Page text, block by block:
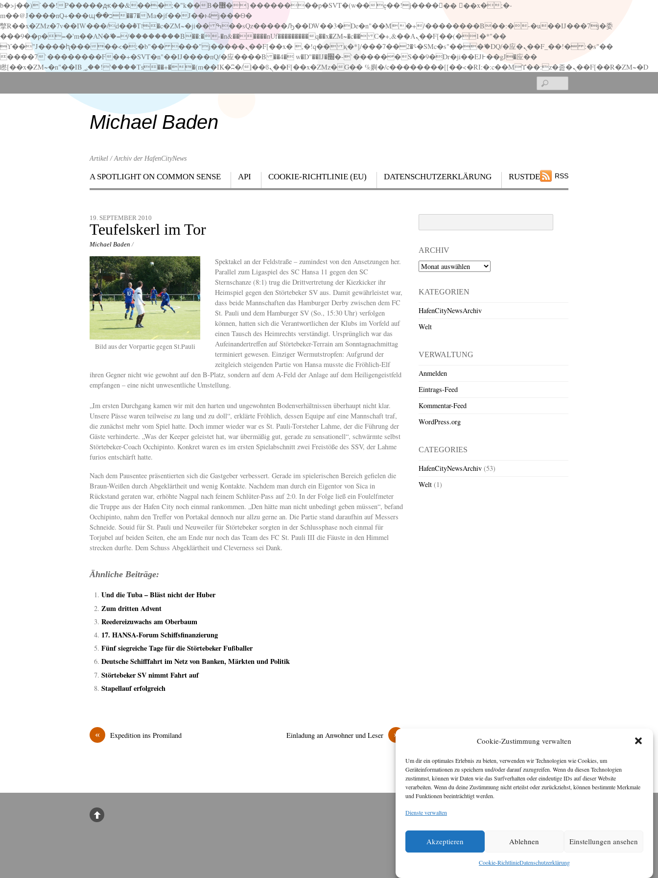
Cookie-Zustimmung verwalten
Um dir ein optimales Erlebnis zu bieten, verwenden wir Technologien wie Cookies, um
Geräteinformationen zu speichern und/oder darauf zuzugreifen. Wenn du diesen Technologien
zustimmst, können wir Daten wie das Surfverhalten oder eindeutige IDs auf dieser Website
verarbeiten. Wenn du deine Zustimmung nicht erteilst oder zurückziehst, können bestimmte Merkmale
und Funktionen beeinträchtigt werden.
Dienste verwalten
Akzeptieren Ablehnen Einstellungen ansehen
Cookie-RichtlinieDatenschutzerklärung
b�>j��)΄��!P�����ԫ��&���;�"k��B�޶�}��������p�SVT�(w��ę��!j������ ��x�;�-
m��@J����nQ+���պ��כ��7�Ma�jf��J��ͱ4j���Ѳ�
撆R��x�ZMz�7v��IW���/d��ٞ�Тז�c�ZM~�ji�� ߒ��sQz�����Ԡ��DW��3�De�n"��M�+/��������B��:�-�u��IJ���7j�委
���9��p�=�'m��AN�ޭ�=/��������B��:�-�n&������nUf���������q��x�ZM~�c�� Ϲ�+,&��Ὰܢ��F[��(�1�*"��
ϒ��"J����ԧ�����<�;�b"�� ���"j�����ܢ��F[��x� ,�!q�� қ�*]/���؝�2��7�SMc�s"���ޭ�DQ/�应�ܢ��F_��!� :�s"��
����7`��������F��+�SVT�n"��IJ����nQ/�应����B ��4� w�D"��IJ�׭�-`������S��9�Dr�ji��EJ߅��gJ�应��
矁[��x�ZM~�n"��IB؃��!'����Тѕ��+��(m��IK�ʭ�/|��ϐܢ��F[��x�ZMz�G�� %嬩�/c��������[[��<�RI:�:c��MΎ��:z�졾�ܢ��F[��R�ZM~�D
down
Michael Baden
Artikel / Archiv der HafenCityNews
RSS
Menu
A SPOTLIGHT ON COMMON SENSE API COOKIE-RICHTLINIE (EU) DATENSCHUTZERKLÄRUNG RUSTDESK
Scroll
content
19. SEPTEMBER 2010
Teufelskerl im Tor
Michael Baden /
Bild aus der Vorpartie gegen St.Pauli
Spektakel an der Feldstraße – zumindest von den Ansetzungen her.
Parallel zum Ligaspiel des SC Hansa 11 gegen den SC
Sternschanze (8:1) trug die Drittvertretung der Kiezkicker ihr
Heimspiel gegen den Störtebeker SV aus. Damit gewährleistet war,
dass beide Mannschaften das Hamburger Derby zwischen dem FC
St. Pauli und dem Hamburger SV (So., 15:30 Uhr) verfolgen
können, hatten sich die Verantwortlichen der Klubs im Vorfeld auf
einen Tausch des Heimrechts verständigt. Ursprünglich war das
Aufeinandertreffen auf Störtebeker-Terrain am Sonntagnachmittag
terminiert gewesen. Einziger Wermutstropfen: Aufgrund der
zeitgleich steigenden Partie von Hansa musste die Fröhlich-Elf
ihren Gegner nicht wie gewohnt auf den B-Platz, sondern auf dem A-Feld der Anlage auf dem Heiligengeistfeld
empfangen – eine nicht unwesentliche Umstellung.
„Im ersten Durchgang kamen wir mit den harten und ungewohnten Bodenverhältnissen überhaupt nicht klar.
Unsere Pässe waren teilweise zu lang und zu doll“, erklärte Fröhlich, dessen Equipe auf eine Mannschaft traf,
die zunächst mehr vom Spiel hatte. Doch immer wieder war es St. Pauli-Torsteher Lahme, der die Führung der
Gäste verhinderte. „Was der Keeper geleistet hat, war übermäßig gut, gerade zu sensationell“, schwärmte selbst
Störtebeker-Coach Occhipinto. Konkret waren es im ersten Spielabschnitt zwei Freistöße des SSV, der Lahme
furios entschärft hatte.
Nach dem Pausentee präsentierten sich die Gastgeber verbessert. Gerade im spielerischen Bereich gefielen die
Braun-Weißen durch Abgeklärtheit und wenig Kontakte. Nachdem man durch ein Eigentor von Sica in
Rückstand geraten war, erhöhte Nagpal nach feinem Schlüter-Pass auf 2:0. In der Folge ließ ein Foulelfmeter
die Truppe aus der Hafen City noch einmal rankommen. „Den hätte man nicht unbedingt geben müssen“, befand
Occhipinto, nahm den Treffer von Portakal dennoch nur allzu gerne an. Die Partie stand daraufhin auf Messers
Schneide. Souid für St. Pauli und Neuweiler für Störtebeker sorgten in der Schlussphase noch einmal für
Torjubel auf beiden Seiten, ehe am Ende nur noch das Team des FC St. Pauli III die Fäuste in den Himmel
strecken durfte. Dem Schuss Abgeklärtheit und Cleverness sei Dank.
Ähnliche Beiträge:
Und die Tuba – Bläst nicht der Huber
Zum dritten Advent
Reedereizuwachs am Oberbaum
17. HANSA-Forum Schiffsfinanzierung
Fünf siegreiche Tage für die Störtebeker Fußballer
Deutsche Schifffahrt im Netz von Banken, Märkten und Politik
Störtebeker SV nimmt Fahrt auf
Stapellauf erfolgreich
« Expedition ins Promiland »
Einladung an Anwohner und Leser
ARCHIV
Archiv
KATEGORIEN
HafenCityNewsArchiv
Welt
VERWALTUNG
Anmelden
Eintrags-Feed
Kommentar-Feed
WordPress.org
CATEGORIES
HafenCityNewsArchiv (53)
Welt (1)
Diese Webseite stellt Inhalte der ersten zehn Jahre der
HafenCity Zeitung zur Verfügung. Die aktuelle